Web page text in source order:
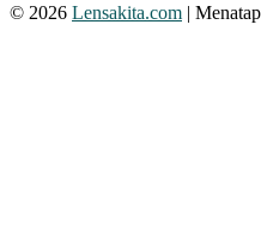
© 2026 Lensakita.com |